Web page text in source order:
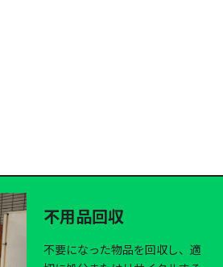
不用品回収
不要になった物品を回収し、適